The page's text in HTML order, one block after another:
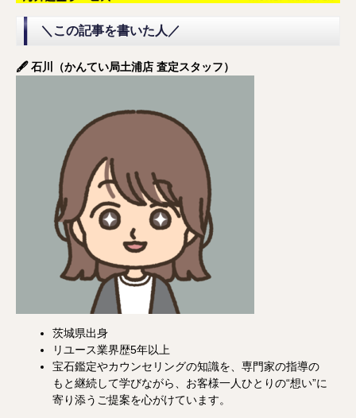
＼この記事を書いた人／
🖋️ 石川（かんてい局土浦店 査定スタッフ）
茨城県出身
リユース業界歴5年以上
宝石鑑定やカウンセリングの知識を、専門家の指導の
もと継続して学びながら、お客様一人ひとりの“想い”に
寄り添うご提案を心がけています。